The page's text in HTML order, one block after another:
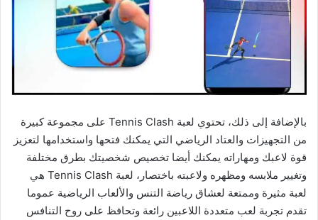
بالإضافة إلى ذلك، تحتوي لعبة Tennis Clash على مجموعة كبيرة
من التجهيزات والعتاد الرياضي التي يمكنك فتحها واستخدامها لتعزيز
قوة لاعبك ومهاراته يمكنك أيضا تخصيص شخصيتك بطرق مختلفة
وتغيير ملابسه ومظهره ولاعبته باختصار، لعبة Tennis Clash هي
لعبة مثيرة وممتعة لعشاق رياضة التنس والألعاب الرياضية عموما
تقدم تجربة لعب متعددة اللاعبين رائعة وتحافظ على روح التنافس